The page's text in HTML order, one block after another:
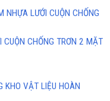
NHỰA LƯỚI CUỘN CHỐNG
CHỐNG TRƠN 2 MẶT
KHO VẬT LIỆU HOÀN